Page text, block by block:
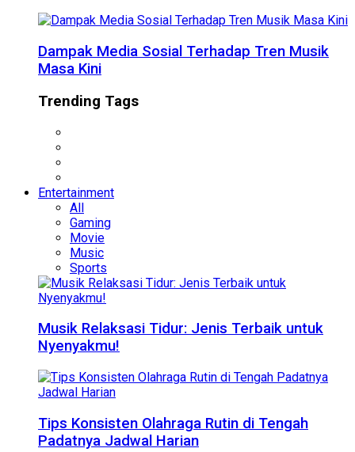
Dampak Media Sosial Terhadap Tren Musik
Masa Kini
Trending Tags
Entertainment
All
Gaming
Movie
Music
Sports
Musik Relaksasi Tidur: Jenis Terbaik untuk
Nyenyakmu!
Tips Konsisten Olahraga Rutin di Tengah
Padatnya Jadwal Harian